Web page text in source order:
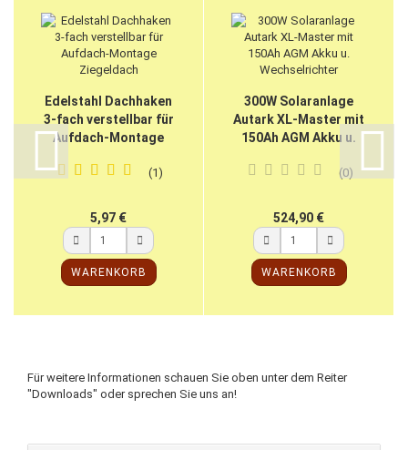
Edelstahl Dachhaken
3-fach verstellbar für
Aufdach-Montage
1
5,97 €
WARENKORB
300W Solaranlage
Autark XL-Master mit
150Ah AGM Akku u.
0
524,90 €
WARENKORB
Für weitere Informationen schauen Sie oben unter dem Reiter
"Downloads" oder sprechen Sie uns an!